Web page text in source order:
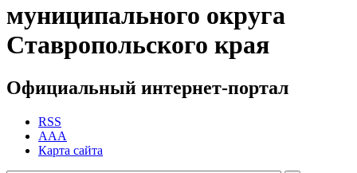
муниципального округа
Ставропольского края
Официальный интернет-портал
RSS
AAA
Карта сайта